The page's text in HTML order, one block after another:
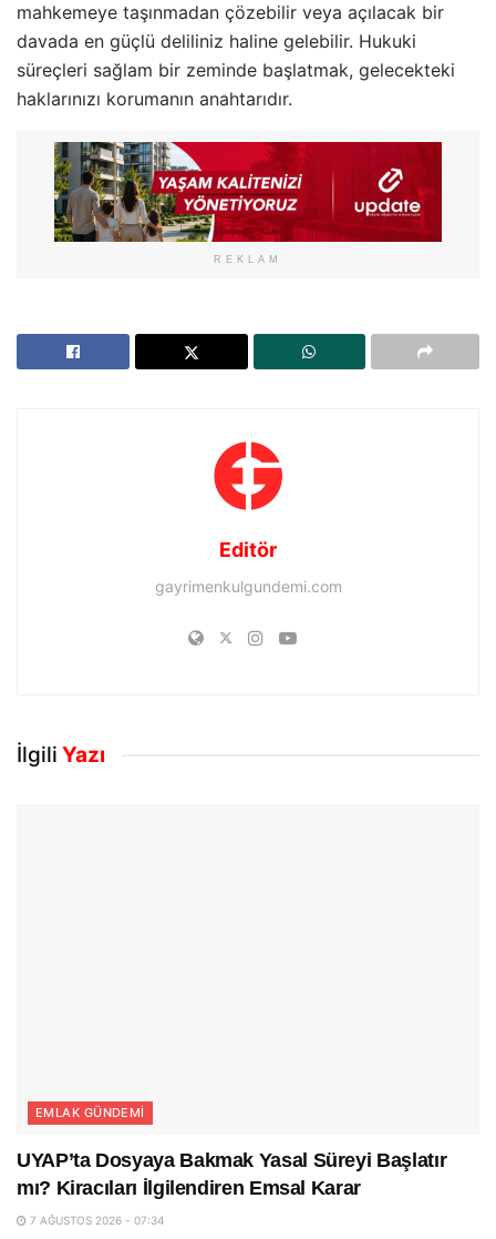
mahkemeye taşınmadan çözebilir veya açılacak bir
davada en güçlü deliliniz haline gelebilir. Hukuki
süreçleri sağlam bir zeminde başlatmak, gelecekteki
haklarınızı korumanın anahtarıdır.
REKLAM
Editör
gayrimenkulgundemi.com
İlgili Yazı
EMLAK GÜNDEMI
UYAP’ta Dosyaya Bakmak Yasal Süreyi Başlatır
mı? Kiracıları İlgilendiren Emsal Karar
7 AĞUSTOS 2026 - 07:34